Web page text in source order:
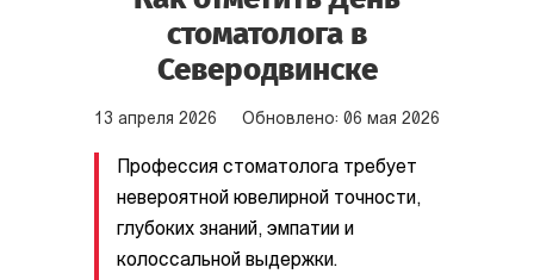
стоматолога в
Северодвинске
13 апреля 2026 Обновлено: 06 мая 2026
Профессия стоматолога требует
невероятной ювелирной точности,
глубоких знаний, эмпатии и
колоссальной выдержки.